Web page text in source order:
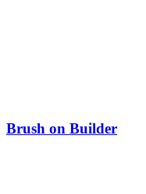
Brush on Builder